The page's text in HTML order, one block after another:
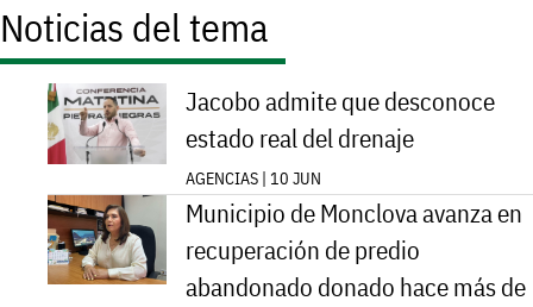
Noticias del tema
Jacobo admite que desconoce
estado real del drenaje
AGENCIAS | 10 JUN
Municipio de Monclova avanza en
recuperación de predio
abandonado donado hace más de